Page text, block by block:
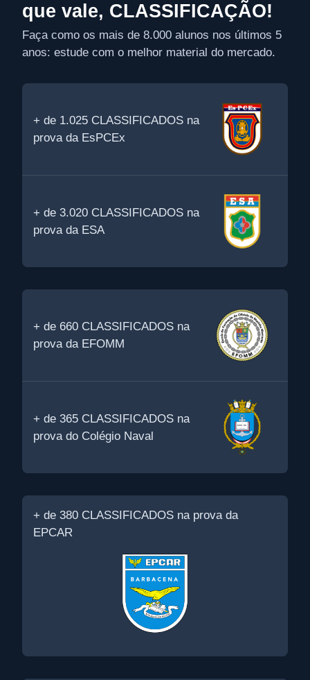
que vale, CLASSIFICAÇÃO!
Faça como os mais de 8.000 alunos nos últimos 5
anos: estude com o melhor material do mercado.
+ de 1.025 CLASSIFICADOS na
prova da EsPCEx
+ de 3.020 CLASSIFICADOS na
prova da ESA
+ de 660 CLASSIFICADOS na
prova da EFOMM
+ de 365 CLASSIFICADOS na
prova do Colégio Naval
+ de 380 CLASSIFICADOS na prova da
EPCAR